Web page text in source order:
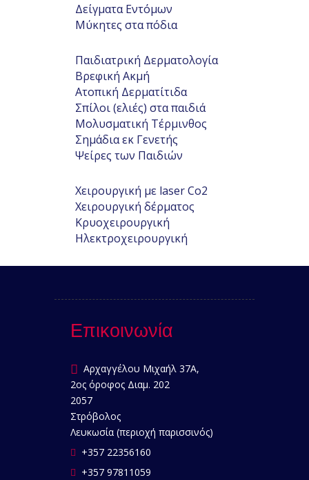
Δείγματα Εντόμων
Μύκητες στα πόδια
Παιδιατρική Δερματολογία
Βρεφική Ακμή
Ατοπική Δερματίτιδα
Σπίλοι (ελιές) στα παιδιά
Μολυσματική Τέρμινθος
Σημάδια εκ Γενετής
Ψείρες των Παιδιών
Χειρουργική με laser Co2
Χειρουργική δέρματος
Κρυοχειρουργική
Ηλεκτροχειρουργική
Επικοινωνία
Αρχαγγέλου Μιχαήλ 37Α,
2ος όροφος Διαμ. 202
2057
Στρόβολος
Λευκωσία (περιοχή παρισσινός)
+357 22356160
+357 97811059